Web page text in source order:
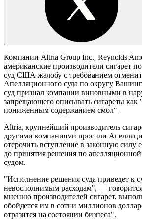
Компании Altria Group Inc., Reynolds
американские производители сигарет
суд США жалобу с требованием
Апелляционного суда по округу
суд признал компании виновными в
запрещающего описывать сигареты как
пониженным содержанием смол".
Altria, крупнейший производитель
другими компаниями просили
отсрочить вступление в законную силу
до принятия решения по
судом.
"Исполнение решения суда приведет к
невосполнимым расходам", —
мнению производителей сигарет,
обойдется им в сотни миллионов
отразится на состоянии бизнеса".